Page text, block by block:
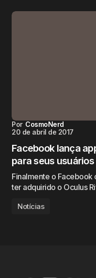
Por CosmoNerd
20 de abril de 2017
Facebook lança
para seus usuários
Finalmente o
ter adquirido o Oculus
Notícias